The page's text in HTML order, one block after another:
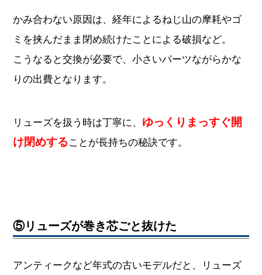
かみ合わない原因は、経年によるねじ山の摩耗やゴ
ミを挟んだまま閉め続けたことによる破損など。
こうなると交換が必要で、小さいパーツながらかな
りの出費となります。
リューズを扱う時は丁寧に、 ゆっくりまっすぐ開
け閉めすることが長持ちの秘訣です。
⑤リューズが巻き芯ごと抜けた
アンティークなど年式の古いモデルだと、リューズ